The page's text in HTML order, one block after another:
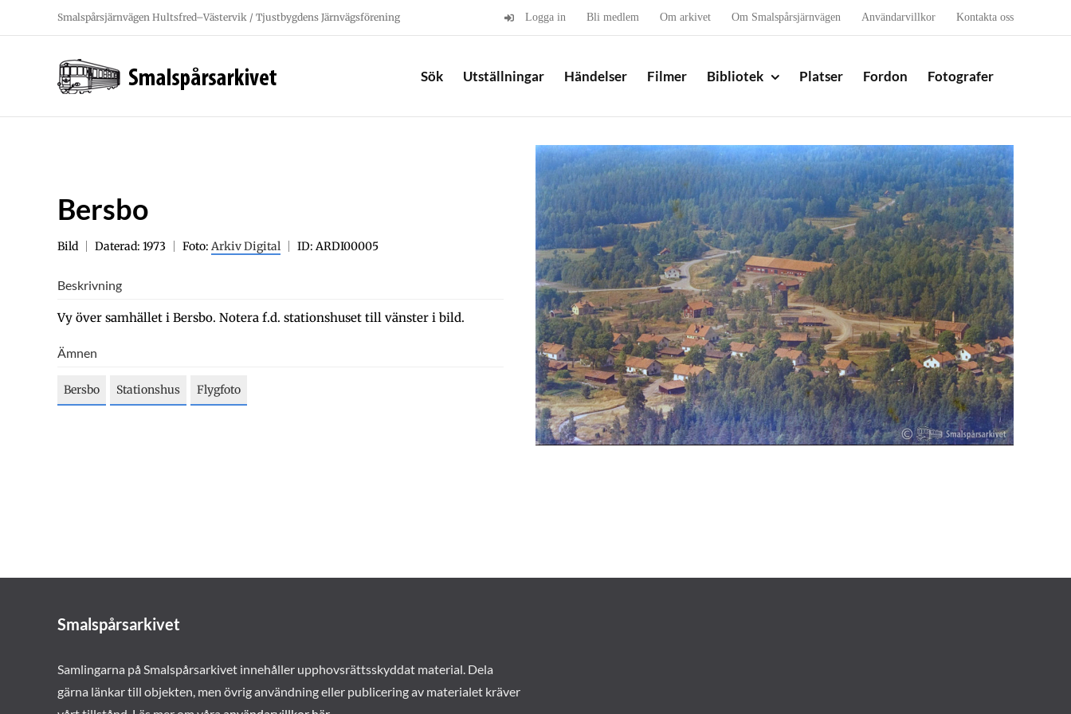
Smalspårsjärnvägen Hultsfred–Västervik / Tjustbygdens Järnvägsförening Logga in Bli medlem Om arkivet Om Smalspårsjärnvägen Användarvillkor Kontakta oss
Sök Utställningar Händelser Filmer Bibliotek Platser Fordon Fotografer
Bersbo
Bild Daterad: 1973 Foto: Arkiv Digital ID: ARDI00005
Beskrivning
Vy över samhället i Bersbo. Notera f.d. stationshuset till vänster i bild.
Ämnen
Bersbo Stationshus Flygfoto
Smalspårsarkivet
Samlingarna på Smalspårsarkivet innehåller upphovsrättsskyddat material. Dela
gärna länkar till objekten, men övrig användning eller publicering av materialet kräver